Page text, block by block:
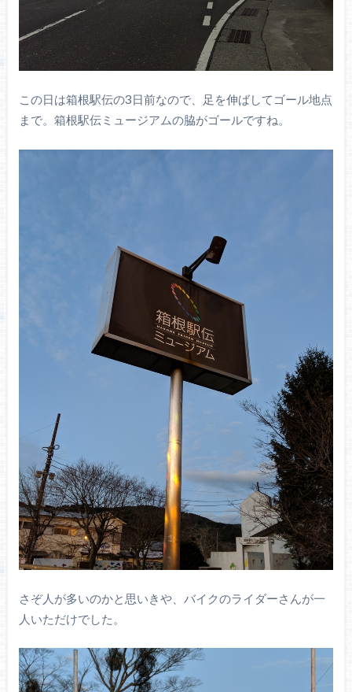
この日は箱根駅伝の3日前なので、足を伸ばしてゴール地点
まで。箱根駅伝ミュージアムの脇がゴールですね。
さぞ人が多いのかと思いきや、バイクのライダーさんが一
人いただけでした。